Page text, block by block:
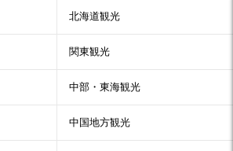
北海道観光
関東観光
中部・東海観光
中国地方観光